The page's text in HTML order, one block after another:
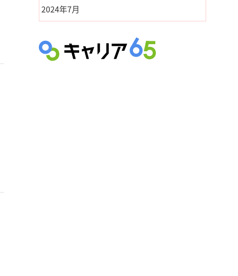
2024年7月